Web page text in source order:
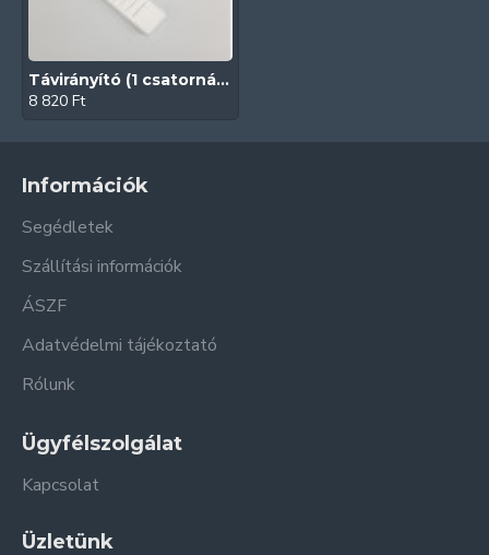
Távirányító (1 csatornás | 433 Mhz | DC2700)
8 820 Ft
Információk
Segédletek
Szállítási információk
ÁSZF
Adatvédelmi tájékoztató
Rólunk
Ügyfélszolgálat
Kapcsolat
Üzletünk